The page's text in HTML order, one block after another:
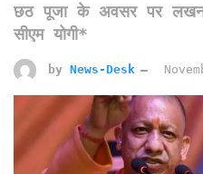
छठ पूजा के अवसर पर
सीएम योगी*
by News-Desk